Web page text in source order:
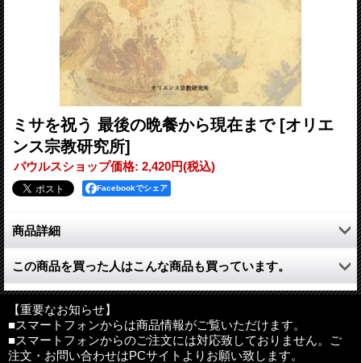
ミサを祝う 最後の晩餐から現在まで [オリエ
ンス宗教研究所]
パウルスショップ価格: 2,420円(税込)
Facebookでシェア
商品詳細
あらゆる教会活動の源泉であるミサの歴史と本質を理解し、キリ
ストの神秘を生き生きと祝うための一冊。第一部は最後の晩餐を
起点に初代教会が成長し、感謝の祭儀がいかに形成され、変遷を
経て刷新に向かうまでの過程を追う。第二部では現在のミサの構
成とその意味を掘り下げる。
●目次
この商品を買った人はこんな商品も買っています。
【重要なお知らせ】
■スマートフォンからは商品情報がご覧いただけます。
■スマートフォンからのご注文には対応致しておりません。ご
注文・お問い合わせはPCサイトよりお願い致します。